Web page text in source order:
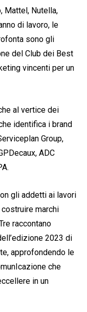
Mattel, Nutella,
di lavoro, le
sono gli
del Club dei Best
vincenti per un
al vertice dei
identifica i brand
Group,
ADC
gli addetti ai lavori
marchi
raccontano
2023 di
approfondendo le
che
in un